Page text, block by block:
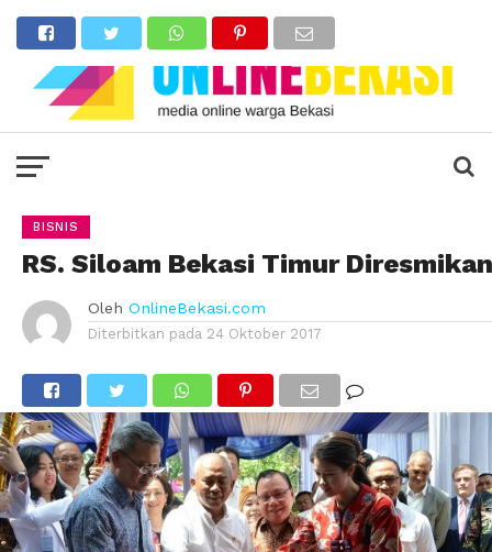
BISNIS
RS. Siloam Bekasi Timur Diresmikan
Oleh OnlineBekasi.com
Diterbitkan pada 24 Oktober 2017